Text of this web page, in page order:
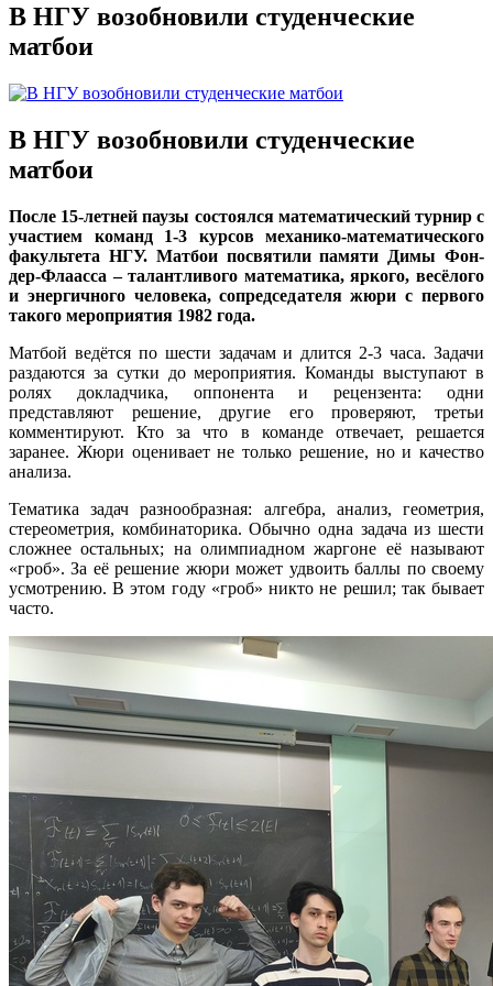
В НГУ возобновили студенческие
матбои
В НГУ возобновили студенческие
матбои
После 15-летней паузы состоялся математический турнир с
участием команд 1-3 курсов механико-математического
факультета НГУ. Матбои посвятили памяти Димы Фон-
дер-Флаасса – талантливого математика, яркого, весёлого
и энергичного человека, сопредседателя жюри с первого
такого мероприятия 1982 года.
Матбой ведётся по шести задачам и длится 2-3 часа. Задачи
раздаются за сутки до мероприятия. Команды выступают в
ролях докладчика, оппонента и рецензента: одни
представляют решение, другие его проверяют, третьи
комментируют. Кто за что в команде отвечает, решается
заранее. Жюри оценивает не только решение, но и качество
анализа.
Тематика задач разнообразная: алгебра, анализ, геометрия,
стереометрия, комбинаторика. Обычно одна задача из шести
сложнее остальных; на олимпиадном жаргоне её называют
«гроб». За её решение жюри может удвоить баллы по своему
усмотрению. В этом году «гроб» никто не решил; так бывает
часто.